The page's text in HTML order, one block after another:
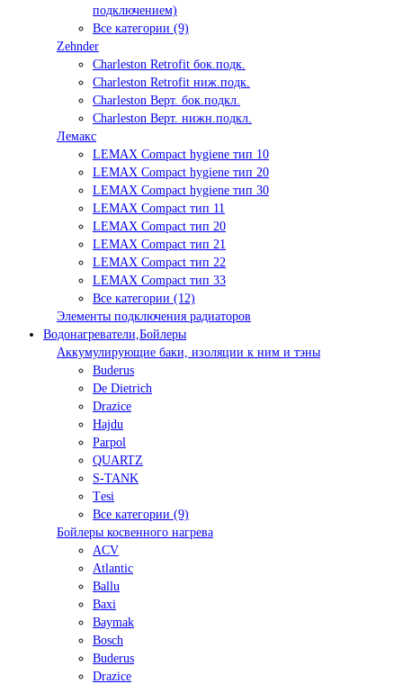
подключением)
Все категории (9)
Zehnder
Charleston Retrofit бок.подк.
Charleston Retrofit ниж.подк.
Charleston Верт. бок.подкл.
Charleston Верт. нижн.подкл.
Лемакс
LEMAX Compact hygiene тип 10
LEMAX Compact hygiene тип 20
LEMAX Compact hygiene тип 30
LEMAX Compact тип 11
LEMAX Compact тип 20
LEMAX Compact тип 21
LEMAX Compact тип 22
LEMAX Compact тип 33
Все категории (12)
Элементы подключения радиаторов
Водонагреватели,Бойлеры
Аккумулирующие баки, изоляции к ним и тэны
Buderus
De Dietrich
Drazice
Hajdu
Parpol
QUARTZ
S-TANK
Tеsi
Все категории (9)
Бойлеры косвенного нагрева
ACV
Atlantic
Ballu
Baxi
Baymak
Bosch
Buderus
Drazice